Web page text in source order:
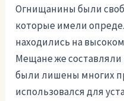
Огнищанины были
которые имели
находились на
Мещане же
были лишены многих
использовался для